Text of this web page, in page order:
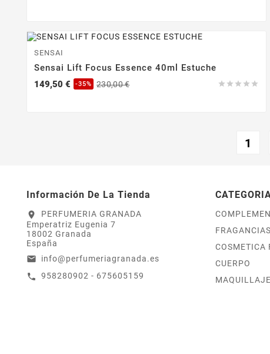
SENSAI
Sensai Lift Focus Essence 40ml Estuche
    
149,50 € -35% 230,00 €Precio
Precio
1
Información De La Tienda
location_on
PERFUMERIA GRANADA
Emperatriz Eugenia 7
18002 Granada
España
email info@perfumeriagranada.es
call 958280902 - 675605159
FRAGANCIAS
COSMETICA
CUERPO